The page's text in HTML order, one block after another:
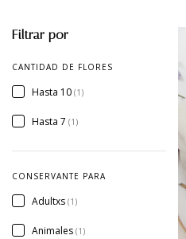
Filtrar por
CANTIDAD DE FLORES
Hasta 10 (1)
Hasta 7 (1)
CONSERVANTE PARA
Adultxs (1)
Animales (1)